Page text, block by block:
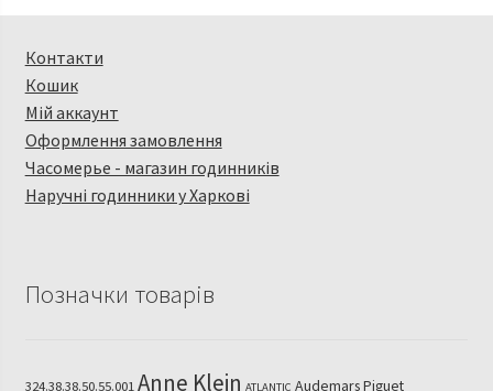
Контакти
Кошик
Мій аккаунт
Оформлення замовлення
Часомерье - магазин годинників
Наручні годинники у Харкові
Позначки товарів
324.38.38.50.55.001 Anne Klein ATLANTIC Audemars Piguet